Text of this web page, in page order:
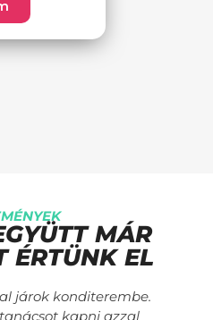
MÁR
ÉRTÜNK EL
járok konditerembe.
kapni azzal